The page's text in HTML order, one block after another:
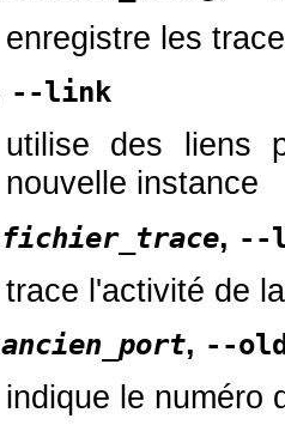
enregistre les
--link
utilise des liens
nouvelle instance
fichier_trace, --
trace l'activité de
ancien_port, --
indique le numéro